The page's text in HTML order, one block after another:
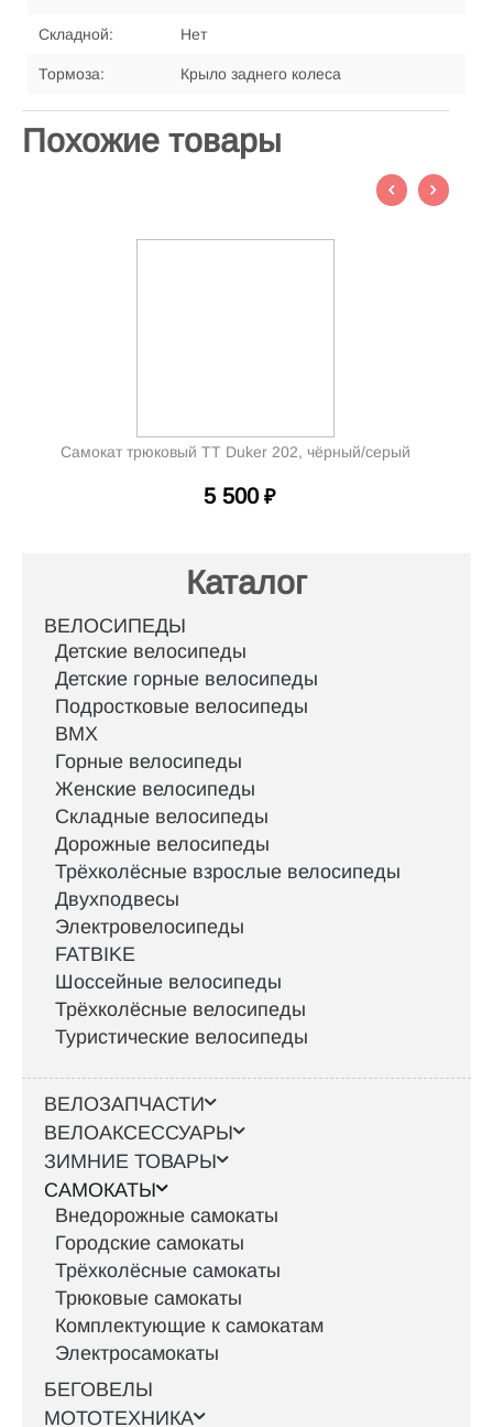
Складной: Нет
Тормоза: Крыло заднего колеса
Похожие товары
Самокат трюковый TT Duker 202, чёрный/серый
5 500 ₽
Каталог
ВЕЛОСИПЕДЫ
Детские велосипеды
Детские горные велосипеды
Подростковые велосипеды
BMX
Горные велосипеды
Женские велосипеды
Складные велосипеды
Дорожные велосипеды
Трёхколёсные взрослые велосипеды
Двухподвесы
Электровелосипеды
FATBIKE
Шоссейные велосипеды
Трёхколёсные велосипеды
Туристические велосипеды
ВЕЛОЗАПЧАСТИ
ВЕЛОАКСЕССУАРЫ
ЗИМНИЕ ТОВАРЫ
САМОКАТЫ
Внедорожные самокаты
Городские самокаты
Трёхколёсные самокаты
Трюковые самокаты
Комплектующие к самокатам
Электросамокаты
БЕГОВЕЛЫ
МОТОТЕХНИКА